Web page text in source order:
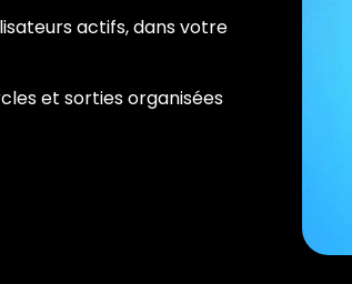
actifs, dans votre
et sorties organisées